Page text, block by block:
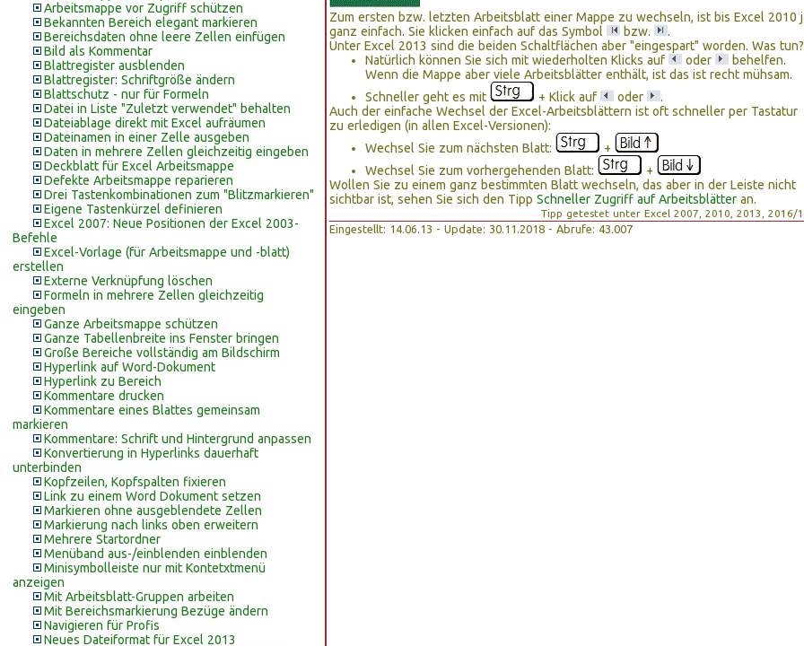
Arbeitsmappe vor Zugriff schützen
Bekannten Bereich elegant markieren
Bereichsdaten ohne leere Zellen einfügen
Bild als Kommentar
Blattregister ausblenden
Blattregister: Schriftgröße ändern
Blattschutz - nur für Formeln
Datei in Liste "Zuletzt verwendet" behalten
Dateiablage direkt mit Excel aufräumen
Dateinamen in einer Zelle ausgeben
Daten in mehrere Zellen gleichzeitig eingeben
Deckblatt für Excel Arbeitsmappe
Defekte Arbeitsmappe reparieren
Drei Tastenkombinationen zum "Blitzmarkieren"
Eigene Tastenkürzel definieren
Excel 2007: Neue Positionen der Excel 2003-
Befehle
Excel-Vorlage (für Arbeitsmappe und -blatt)
erstellen
Externe Verknüpfung löschen
Formeln in mehrere Zellen gleichzeitig
eingeben
Ganze Arbeitsmappe schützen
Ganze Tabellenbreite ins Fenster bringen
Große Bereiche vollständig am Bildschirm
Hyperlink auf Word-Dokument
Hyperlink zu Bereich
Kommentare drucken
Kommentare eines Blattes gemeinsam
markieren
Kommentare: Schrift und Hintergrund anpassen
Konvertierung in Hyperlinks dauerhaft
unterbinden
Kopfzeilen, Kopfspalten fixieren
Link zu einem Word Dokument setzen
Markieren ohne ausgeblendete Zellen
Markierung nach links oben erweitern
Mehrere Startordner
Menüband aus-/einblenden einblenden
Minisymbolleiste nur mit Kontetxtmenü
anzeigen
Mit Arbeitsblatt-Gruppen arbeiten
Mit Bereichsmarkierung Bezüge ändern
Navigieren für Profis
Neues Dateiformat für Excel 2013
Zum ersten bzw. letzten Arbeitsblatt einer Mappe zu wechseln, ist bis Excel 2010
ganz einfach. Sie klicken einfach auf das Symbol
bzw.
.
Unter Excel 2013 sind die beiden Schaltflächen aber "eingespart" worden. Was tun?
Natürlich können Sie sich mit wiederholten Klicks auf
oder
behelfen.
Wenn die Mappe aber viele Arbeitsblätter enthält, ist das ist recht mühsam.
Schneller geht es mit
+ Klick auf oder
.
Auch der einfache Wechsel der Excel-Arbeitsblättern ist oft schneller per Tastatur
zu erledigen (in allen Excel-Versionen):
Wechsel Sie zum nächsten Blatt:
+
Wechsel Sie zum vorhergehenden Blatt:
+
Wollen Sie zu einem ganz bestimmten Blatt wechseln, das aber in der Leiste nicht
sichtbar ist, sehen Sie sich den Tipp Schneller Zugriff auf Arbeitsblätter an.
Tipp getestet unter Excel 2007, 2010, 2013, 2016/
Eingestellt: 14.06.13 - Update: 30.11.2018 - Abrufe: 43.007